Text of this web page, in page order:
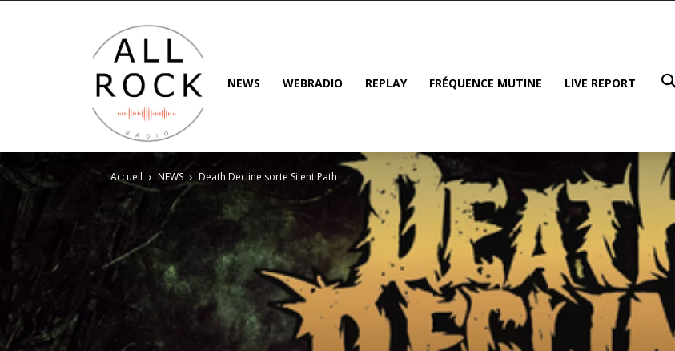
NEWS WEBRADIO REPLAY FRÉQUENCE MUTINE LIVE REPORT
Accueil NEWS Death Decline sorte Silent Path